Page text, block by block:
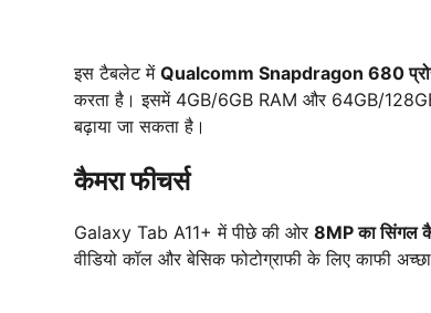
इस टैबलेट में Qualcomm Snapdragon 680
करता है। इसमें 4GB/6GB RAM और 64GB/
बढ़ाया जा सकता है।
कैमरा फीचर्स
Galaxy Tab A11+ में पीछे की ओर 8MP का सिंगल
वीडियो कॉल और बेसिक फोटोग्राफी के लिए काफी